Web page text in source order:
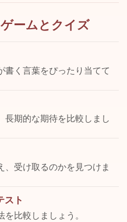
ームとクイズ
書く言葉をぴったり当てて
長期的な期待を比較しまし
、受け取るのかを見つけま
スト
比較しましょう。